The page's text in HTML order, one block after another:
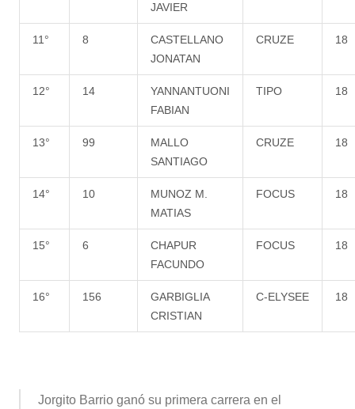
JAVIER
11° 8
CASTELLANO
JONATAN
CRUZE 18
12° 14
YANNANTUONI
FABIAN
TIPO 18
13° 99
MALLO
SANTIAGO
CRUZE 18
14° 10
MUNOZ M.
MATIAS
FOCUS 18
15° 6
CHAPUR
FACUNDO
FOCUS 18
16° 156
GARBIGLIA
CRISTIAN
C-ELYSEE 18
Jorgito Barrio ganó su primera carrera en el